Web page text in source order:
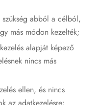
szükség abból a célból,
más módon kezelték;
alapját képező
nincs más
ellen, és nincs